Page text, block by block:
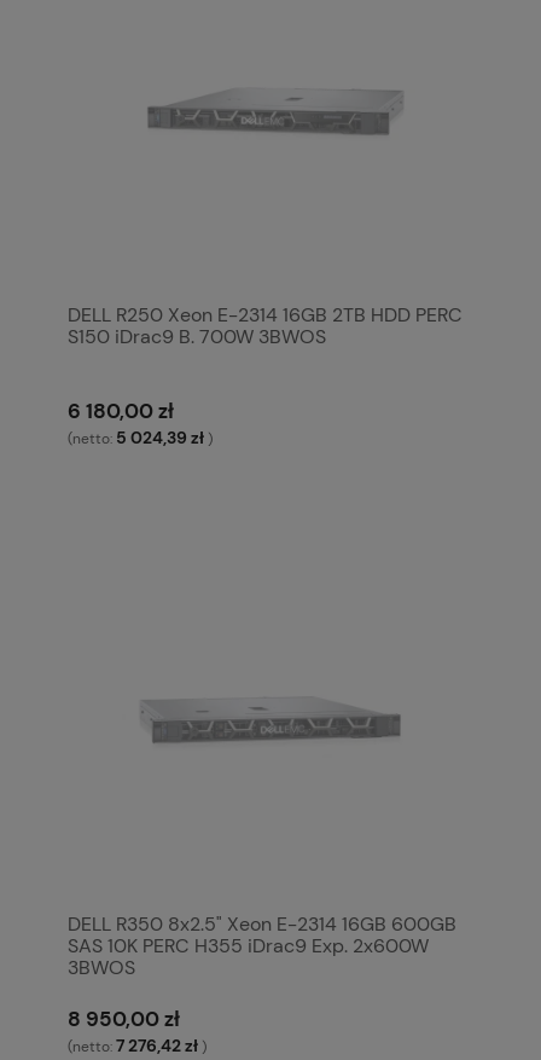
DELL R250 Xeon E-2314 16GB 2TB HDD PERC
S150 iDrac9 B. 700W 3BWOS
6 180,00 zł
(netto: 5 024,39 zł )
DELL R350 8x2.5" Xeon E-2314 16GB 600GB
SAS 10K PERC H355 iDrac9 Exp. 2x600W
3BWOS
8 950,00 zł
(netto:7 276,42 zł )